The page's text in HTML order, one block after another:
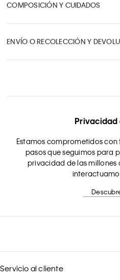
COMPOSICIÓN Y CUIDADOS
ENVÍO O RECOLECCIÓN Y
Privacidad
Estamos comprometidos
pasos que seguimos para
privacidad de las millones
Servicio al cliente